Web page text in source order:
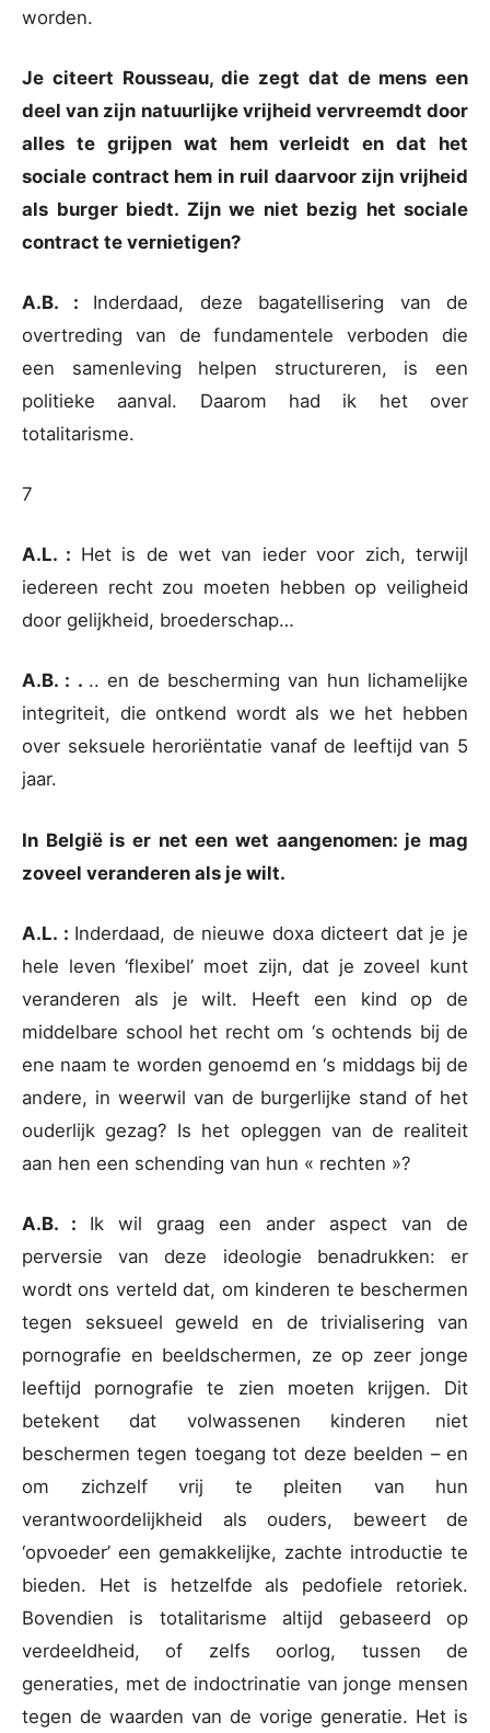
worden.
Je citeert Rousseau, die zegt dat de mens een
deel van zijn natuurlijke vrijheid vervreemdt door
alles te grijpen wat hem verleidt en dat het
sociale contract hem in ruil daarvoor zijn vrijheid
als burger biedt. Zijn we niet bezig het sociale
contract te vernietigen?
A.B. : Inderdaad, deze bagatellisering van de
overtreding van de fundamentele verboden die
een samenleving helpen structureren, is een
politieke aanval. Daarom had ik het over
totalitarisme.
7
A.L. : Het is de wet van ieder voor zich, terwijl
iedereen recht zou moeten hebben op veiligheid
door gelijkheid, broederschap…
A.B. : . .. en de bescherming van hun lichamelijke
integriteit, die ontkend wordt als we het hebben
over seksuele heroriëntatie vanaf de leeftijd van 5
jaar.
In België is er net een wet aangenomen: je mag
zoveel veranderen als je wilt.
A.L. : Inderdaad, de nieuwe doxa dicteert dat je je
hele leven ‘flexibel’ moet zijn, dat je zoveel kunt
veranderen als je wilt. Heeft een kind op de
middelbare school het recht om ‘s ochtends bij de
ene naam te worden genoemd en ‘s middags bij de
andere, in weerwil van de burgerlijke stand of het
ouderlijk gezag? Is het opleggen van de realiteit
aan hen een schending van hun « rechten »?
A.B. : Ik wil graag een ander aspect van de
perversie van deze ideologie benadrukken: er
wordt ons verteld dat, om kinderen te beschermen
tegen seksueel geweld en de trivialisering van
pornografie en beeldschermen, ze op zeer jonge
leeftijd pornografie te zien moeten krijgen. Dit
betekent dat volwassenen kinderen niet
beschermen tegen toegang tot deze beelden – en
om zichzelf vrij te pleiten van hun
verantwoordelijkheid als ouders, beweert de
‘opvoeder’ een gemakkelijke, zachte introductie te
bieden. Het is hetzelfde als pedofiele retoriek.
Bovendien is totalitarisme altijd gebaseerd op
verdeeldheid, of zelfs oorlog, tussen de
generaties, met de indoctrinatie van jonge mensen
tegen de waarden van de vorige generatie. Het is